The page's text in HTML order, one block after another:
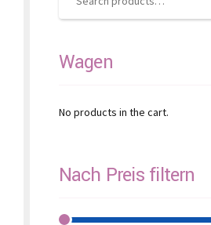
product
Wagen
No products in the cart.
Nach Preis filtern